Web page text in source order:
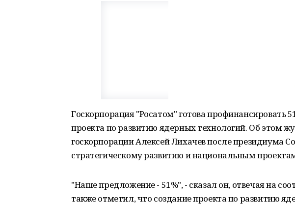
Госкорпорация "Росатом" готова профинансировать
проекта по развитию ядерных технологий. Об этом
госкорпорации Алексей Лихачев после президиума
стратегическому развитию и национальным
"Наше предложение - 51%", - сказал он, отвечая на
также отметил, что создание проекта по развитию